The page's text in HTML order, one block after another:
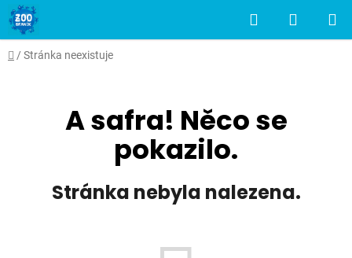
Přejít
na
obsah
Hledat
KOŠÍK
Domů
/ Stránka neexistuje
A safra! Něco se
pokazilo.
Stránka nebyla nalezena.